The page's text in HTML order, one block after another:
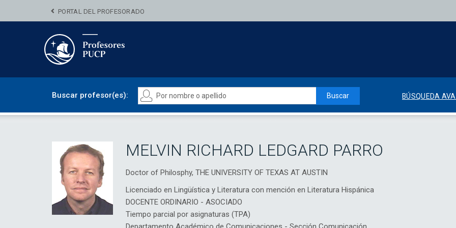
PORTAL DEL PROFESORADO
Buscar profesor(es): Buscar BÚSQUEDA
MELVIN RICHARD LEDGARD PARRO
Doctor of Philosphy, THE UNIVERSITY OF TEXAS AT AUSTIN
Licenciado en Lingüística y Literatura con mención en Literatura Hispánica
DOCENTE ORDINARIO - ASOCIADO
Tiempo parcial por asignaturas (TPA)